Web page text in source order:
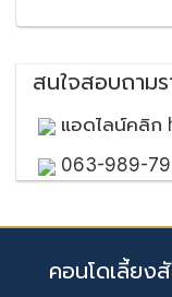
สนใจสอบถามร
แอดไลน์คลิก
063-989-
คอนโดเลี้ยง